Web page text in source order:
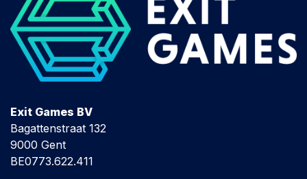
Exit Games BV
Bagattenstraat 132
9000 Gent
BE0773.622.411